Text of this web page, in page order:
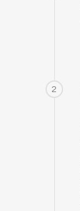
2